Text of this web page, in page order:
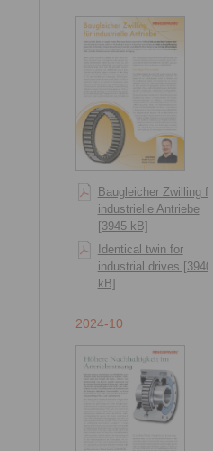
Baugleicher Zwilling für
industrielle Antriebe
[3945 kB]
Identical twin for
industrial drives [3940
kB]
2024-10